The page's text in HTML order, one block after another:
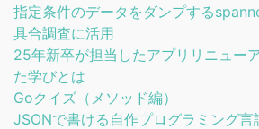
指定条件のデータをダンプする
具合調査に活用
25年新卒が担当したアプリリニュー
た学びとは
Goクイズ（メソッド編）
JSONで書ける自作プログラミング言